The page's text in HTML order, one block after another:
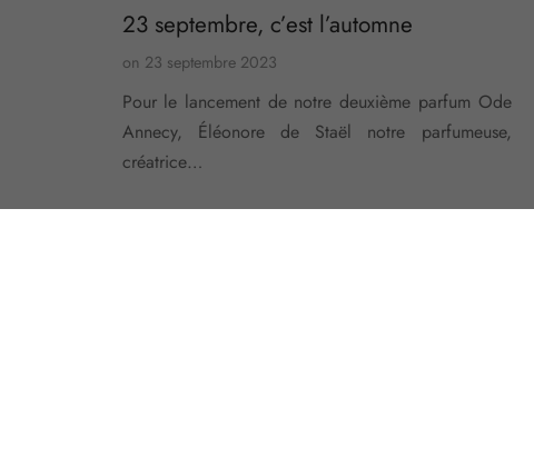
23 septembre, c’est l’automne
on 23 septembre 2023
Pour le lancement de notre deuxième parfum Ode
Annecy, Éléonore de Staël notre parfumeuse,
créatrice…